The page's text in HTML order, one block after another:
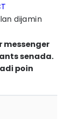
dijamin
messenger
senada.
poin